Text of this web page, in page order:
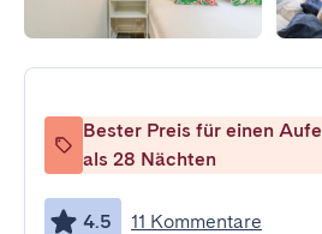
Bester Preis für einen
als 28 Nächten
4.5 11 Kommentare